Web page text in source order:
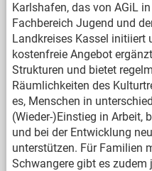
Karlshafen, das von AGiL
Fachbereich Jugend und
Landkreises Kassel initiiert
kostenfreie Angebot
Strukturen und bietet
Räumlichkeiten des
es, Menschen in
(Wieder-)Einstieg in Arbeit,
und bei der Entwicklung
unterstützen. Für Familien
Schwangere gibt es